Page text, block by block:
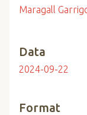
Maragall
Data
2024-09-22
Format